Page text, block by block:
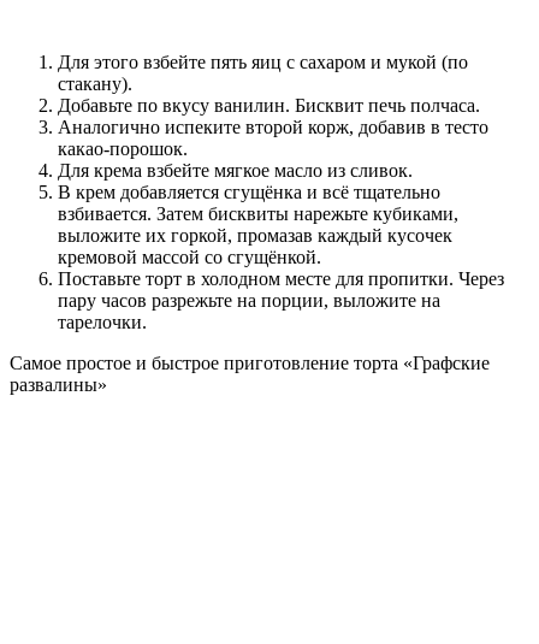
Для этого взбейте пять яиц с сахаром и мукой (по
стакану).
Добавьте по вкусу ванилин. Бисквит печь полчаса.
Аналогично испеките второй корж, добавив в тесто
какао-порошок.
Для крема взбейте мягкое масло из сливок.
В крем добавляется сгущёнка и всё тщательно
взбивается. Затем бисквиты нарежьте кубиками,
выложите их горкой, промазав каждый кусочек
кремовой массой со сгущёнкой.
Поставьте торт в холодном месте для пропитки. Через
пару часов разрежьте на порции, выложите на
тарелочки.
Самое простое и быстрое приготовление торта «Графские
развалины»